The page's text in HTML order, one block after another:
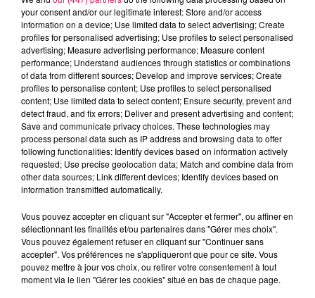
10h00 - 12h00
les dedicaces
11h41
11h41 11h38
11h38 11h34
11h34
your consent and/or our legitimate interest: Store and/or access
information on a device; Use limited data to select advertising; Create
profiles for personalised advertising; Use profiles to select personalised
advertising; Measure advertising performance; Measure content
performance; Understand audiences through statistics or combinations
of data from different sources; Develop and improve services; Create
profiles to personalise content; Use profiles to select personalised
content; Use limited data to select content; Ensure security, prevent and
detect fraud, and fix errors; Deliver and present advertising and content;
Save and communicate privacy choices. These technologies may
process personal data such as IP address and browsing data to offer
following functionalities: Identify devices based on information actively
requested; Use precise geolocation data; Match and combine data from
other data sources; Link different devices; Identify devices based on
information transmitted automatically.
Vous pouvez accepter en cliquant sur "Accepter et fermer", ou affiner en
sélectionnant les finalités et/ou partenaires dans "Gérer mes choix".
Vous pouvez également refuser en cliquant sur "Continuer sans
accepter". Vos préférences ne s'appliqueront que pour ce site. Vous
pouvez mettre à jour vos choix, ou retirer votre consentement à tout
moment via le lien "Gérer les cookies" situé en bas de chaque page.